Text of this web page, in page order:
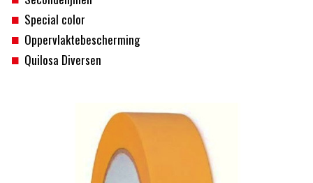
Special color
Oppervlaktebescherming
Quilosa Diversen